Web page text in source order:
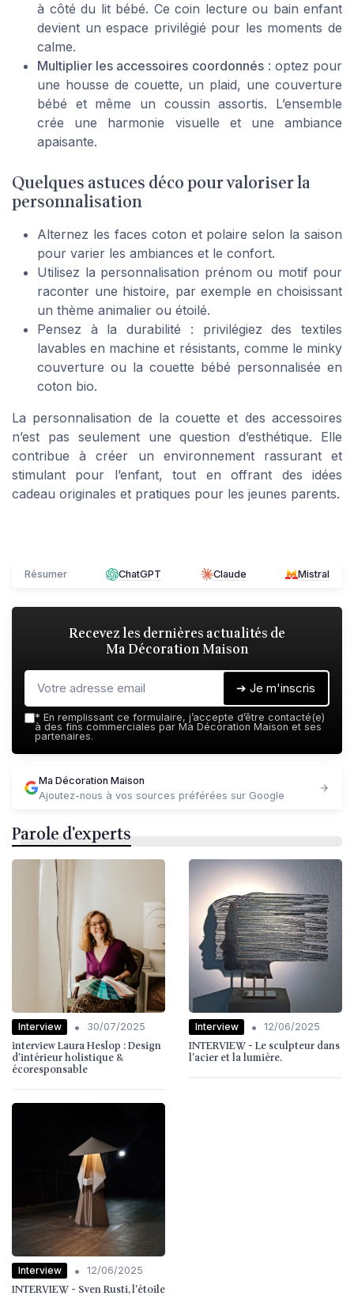
à côté du lit bébé. Ce coin lecture ou bain enfant
devient un espace privilégié pour les moments de
calme.
Multiplier les accessoires coordonnés: optez pour
une housse de couette, un plaid, une couverture
bébé et même un coussin assortis. L’ensemble
crée une harmonie visuelle et une ambiance
apaisante.
Quelques astuces déco pour valoriser la
personnalisation
Alternez les faces coton et polaire selon la saison
pour varier les ambiances et le confort.
Utilisez la personnalisation prénom ou motif pour
raconter une histoire, par exemple en choisissant
un thème animalier ou étoilé.
Pensez à la durabilité : privilégiez des textiles
lavables en machine et résistants, comme le minky
couverture ou la couette bébé personnalisée en
coton bio.
La personnalisation de la couette et des accessoires
n’est pas seulement une question d’esthétique. Elle
contribue à créer un environnement rassurant et
stimulant pour l’enfant, tout en offrant des idées
cadeau originales et pratiques pour les jeunes parents.
Résumer ChatGPT Claude Mistral
Recevez les dernières actualités de
Ma Décoration Maison
➔ Je m'inscris
* En remplissant ce formulaire, j’accepte d’être contacté(e)
à des fins commerciales par Ma Décoration Maison et ses
partenaires.
Ma Décoration Maison
Ajoutez-nous à vos sources préférées sur Google
Parole d'experts
Interview • 30/07/2025
interview Laura Heslop : Design
d’intérieur holistique &
écoresponsable
Interview • 12/06/2025
INTERVIEW - Le sculpteur dans
l'acier et la lumière.
Interview • 12/06/2025
INTERVIEW - Sven Rusti, l'étoile